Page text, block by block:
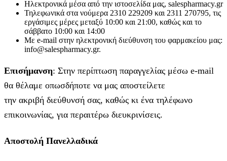
Ηλεκτρονικά μέσα από την ιστοσελίδα μας, salespharmacy.gr
Τηλεφωνικά στα νούμερα 2310 229209 και 2311 270795, τις
εργάσιμες μέρες μεταξύ 10:00 και 21:00, καθώς και το
σάββατο 10:00 και 14:00
Με e-mail στην ηλεκτρονική διεύθυνση του φαρμακείου μας:
info@salespharmacy.gr.
Επισήμανση: Στην περίπτωση παραγγελίας μέσω e-mail
θα θέλαμε οπωσδήποτε να μας αποστείλετε
την ακριβή διεύθυνσή σας, καθώς κι ένα τηλέφωνο
επικοινωνίας, για περαιτέρω διευκρινίσεις.
Αποστολή Πανελλαδικά